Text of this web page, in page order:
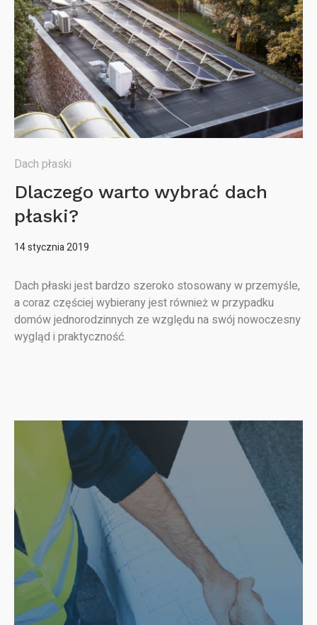
Dach płaski
Dlaczego warto wybrać dach
płaski?
14 stycznia 2019
Dach płaski jest bardzo szeroko stosowany w przemyśle,
a coraz częściej wybierany jest również w przypadku
domów jednorodzinnych ze względu na swój nowoczesny
wygląd i praktyczność.